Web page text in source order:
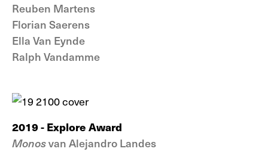
Reuben Martens
Florian Saerens
Ella Van Eynde
Ralph Vandamme
2019 - Explore Award
Monosvan Alejandro Landes